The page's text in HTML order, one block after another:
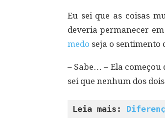
Eu sei que as coisas
deveria permanecer
medo seja o sentimento
– Sabe… – Ela
sei que nenhum dos
Leia mais: